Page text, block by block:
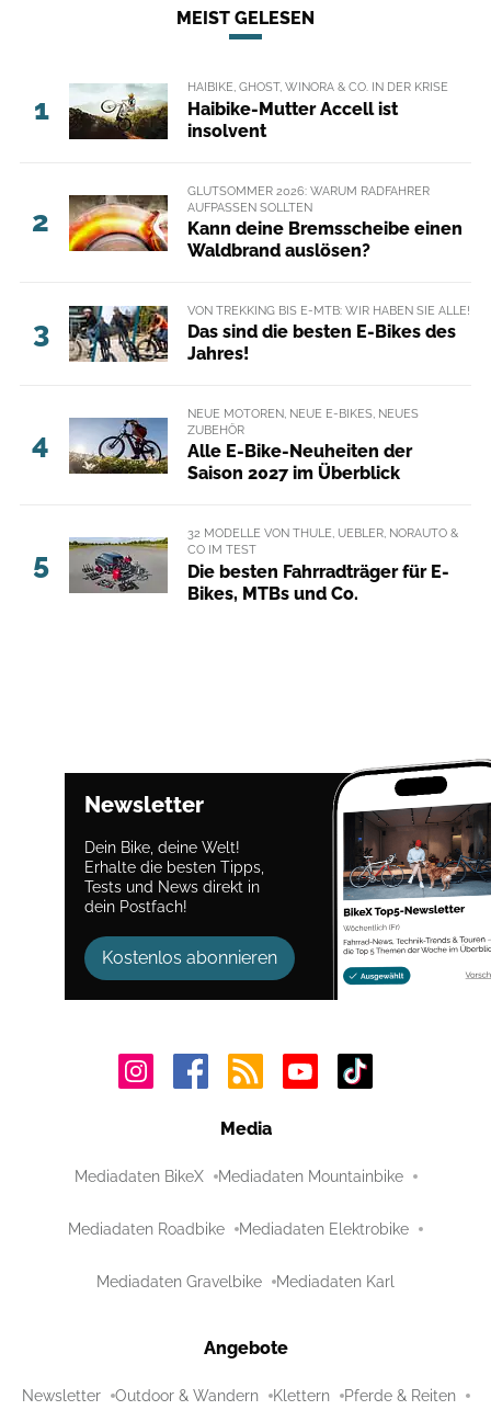
MEIST GELESEN
1
HAIBIKE, GHOST, WINORA & CO. IN DER KRISE
Haibike-Mutter Accell ist
insolvent
2
GLUTSOMMER 2026: WARUM RADFAHRER
AUFPASSEN SOLLTEN
Kann deine Bremsscheibe einen
Waldbrand auslösen?
3
VON TREKKING BIS E-MTB: WIR HABEN SIE ALLE!
Das sind die besten E-Bikes des
Jahres!
4
NEUE MOTOREN, NEUE E-BIKES, NEUES
ZUBEHÖR
Alle E-Bike-Neuheiten der
Saison 2027 im Überblick
5
32 MODELLE VON THULE, UEBLER, NORAUTO &
CO IM TEST
Die besten Fahrradträger für E-
Bikes, MTBs und Co.
Newsletter
Dein Bike, deine Welt!
Erhalte die besten Tipps,
Tests und News direkt in
dein Postfach!
Kostenlos abonnieren
Media
Mediadaten BikeX Mediadaten Mountainbike
Mediadaten Roadbike Mediadaten Elektrobike
Mediadaten Gravelbike Mediadaten Karl
Angebote
Newsletter Outdoor & Wandern Klettern Pferde & Reiten